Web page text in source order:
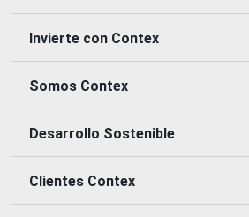
Invierte con Contex
Somos Contex
Desarrollo Sostenible
Clientes Contex